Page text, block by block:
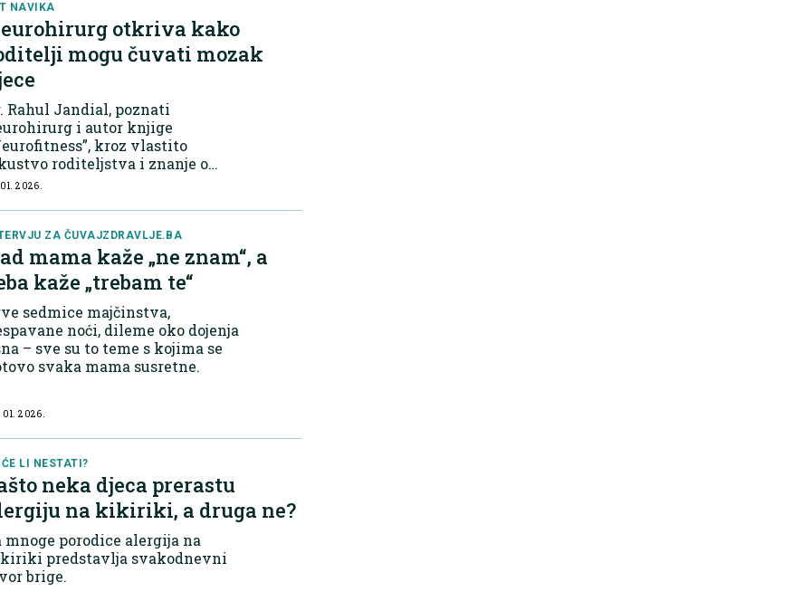
NAVIKA
otkriva kako
mogu čuvati mozak
Rahul Jandial, poznati
i autor knjige
kroz vlastito
roditeljstva i znanje o
naglašava koliko su
2026.
ZA ČUVAJZDRAVLJE.BA
mama kaže „ne znam“, a
kaže „trebam te“
sedmice majčinstva,
noći, dileme oko dojenja
– sve su to teme s kojima se
svaka mama susretne.
2026.
LI NESTATI?
neka djeca prerastu
na kikiriki, a druga ne?
mnoge porodice alergija na
predstavlja svakodnevni
brige.